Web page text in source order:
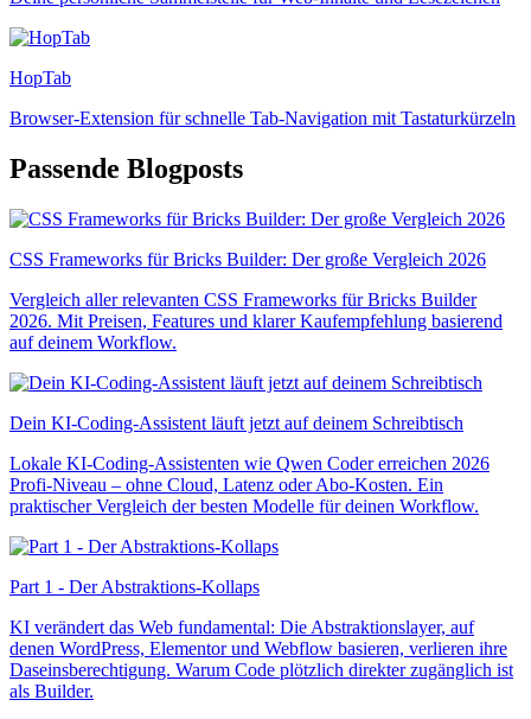
HopTab
Browser-Extension für schnelle Tab-Navigation mit Tastaturkürzeln
Passende Blogposts
CSS Frameworks für Bricks Builder: Der große Vergleich 2026
Vergleich aller relevanten CSS Frameworks für Bricks Builder
2026. Mit Preisen, Features und klarer Kaufempfehlung basierend
auf deinem Workflow.
Dein KI-Coding-Assistent läuft jetzt auf deinem Schreibtisch
Lokale KI-Coding-Assistenten wie Qwen Coder erreichen 2026
Profi-Niveau – ohne Cloud, Latenz oder Abo-Kosten. Ein
praktischer Vergleich der besten Modelle für deinen Workflow.
Part 1 - Der Abstraktions-Kollaps
KI verändert das Web fundamental: Die Abstraktionslayer, auf
denen WordPress, Elementor und Webflow basieren, verlieren ihre
Daseinsberechtigung. Warum Code plötzlich direkter zugänglich ist
als Builder.